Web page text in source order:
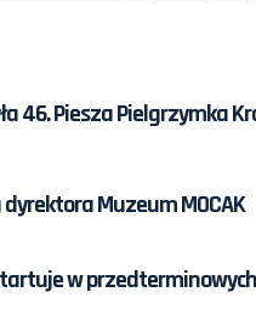
46. Piesza Pielgrzymka
Muzeum MOCAK
w